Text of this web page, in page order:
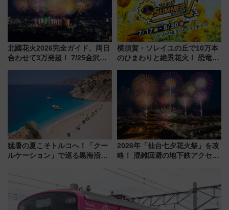
北國花火2026完全ガイド、両日
合わせて3万発超！ 7/25金沢大
会の日程・アクセス・観覧席ま
とめ（石川県）
横須賀・ソレイユの丘で10万本
のひまわりと絶景花火！ 恐竜や
帰りお出かけ最新情報（2026年
7月17日～開催）
猛暑の夏こそトルコへ！「クー
ルケーション」で巡る黒海沿岸
ショジオも認める『2026年に訪
れるべき世界の旅先』
2026年「仙台七夕花火祭」を攻
略！ 混雑回避の地下鉄アクセス
火前に楽しむ仙台観光ルートま
で解説！